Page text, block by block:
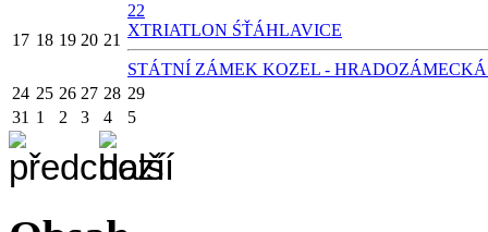
17 18 19 20 21
22
XTRIATLON ŚŤÁHLAVICE
STÁTNÍ ZÁMEK KOZEL -
24 25 26 27 28 29
31 1 2 3 4 5